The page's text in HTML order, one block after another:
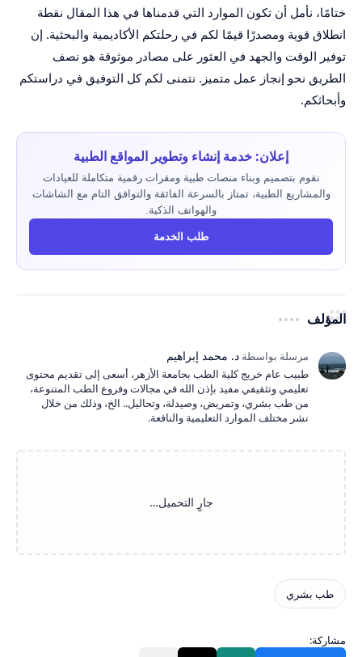
ختامًا، نأمل أن تكون الموارد التي قدمناها في هذا المقال نقطة
انطلاق قوية ومصدرًا قيمًا لكم في رحلتكم الأكاديمية والبحثية. إن
توفير الوقت والجهد في العثور على مصادر موثوقة هو نصف
الطريق نحو إنجاز عمل متميز. نتمنى لكم كل التوفيق في دراستكم
وأبحاثكم.
إعلان: خدمة إنشاء وتطوير المواقع الطبية
نقوم بتصميم وبناء منصات طبية ومقرات رقمية متكاملة للعيادات
والمشاريع الطبية، تمتاز بالسرعة الفائقة والتوافق التام مع الشاشات
والهواتف الذكية.
طلب الخدمة
المؤلف
طبيب عام خريج كلية الطب بجامعة الأزهر، أسعى إلى تقديم محتوى
تعليمي وتثقيفي مفيد بإذن الله في مجالات وفروع الطب المتنوعة،
من طب بشري، وتمريض، وصيدلة، وتحاليل.. الخ، وذلك من خلال
نشر مختلف الموارد التعليمية والنافعة.